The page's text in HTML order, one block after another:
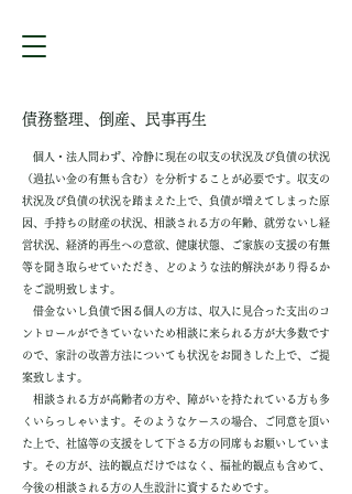
債務整理、倒産、民事再生
個人・法人問わず、冷静に現在の収支の状況及び負債の状況
（過払い金の有無も含む）を分析することが必要です。収支の
状況及び負債の状況を踏まえた上で、負債が増えてしまった原
因、手持ちの財産の状況、相談される方の年齢、就労ないし経
営状況、経済的再生への意欲、健康状態、ご家族の支援の有無
等を聞き取らせていただき、どのような法的解決があり得るか
をご説明致します。
借金ないし負債で困る個人の方は、収入に見合った支出のコ
ントロールができていないため相談に来られる方が大多数です
ので、家計の改善方法についても状況をお聞きした上で、ご提
案致します。
​ 相談される方が高齢者の方や、障がいを持たれている方も多
くいらっしゃいます。そのようなケースの場合、ご同意を頂い
た上で、社協等の支援をして下さる方の同席もお願いしていま
す。その方が、法的観点だけではなく、福祉的観点も含めて、
今後の相談される方の人生設計に資するためです。